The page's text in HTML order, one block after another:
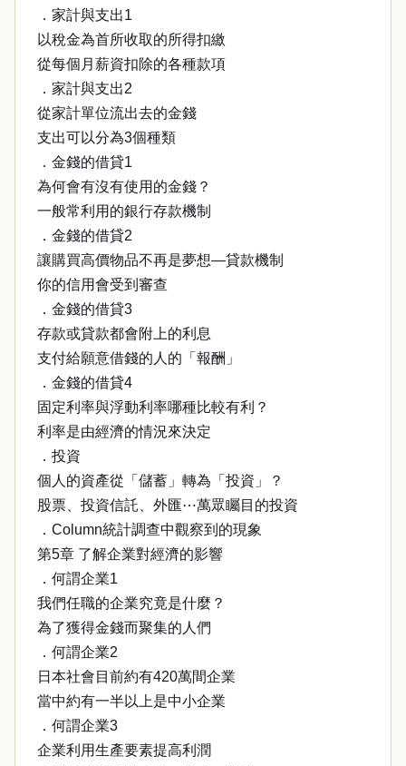
．家計與支出1
以稅金為首所收取的所得扣繳
從每個月薪資扣除的各種款項
．家計與支出2
從家計單位流出去的金錢
支出可以分為3個種類
．金錢的借貸1
為何會有沒有使用的金錢？
一般常利用的銀行存款機制
．金錢的借貸2
讓購買高價物品不再是夢想—貸款機制
你的信用會受到審查
．金錢的借貸3
存款或貸款都會附上的利息
支付給願意借錢的人的「報酬」
．金錢的借貸4
固定利率與浮動利率哪種比較有利？
利率是由經濟的情況來決定
．投資
個人的資產從「儲蓄」轉為「投資」？
股票、投資信託、外匯⋯萬眾矚目的投資
．Column統計調查中觀察到的現象
第5章 了解企業對經濟的影響
．何謂企業1
我們任職的企業究竟是什麼？
為了獲得金錢而聚集的人們
．何謂企業2
日本社會目前約有420萬間企業
當中約有一半以上是中小企業
．何謂企業3
企業利用生產要素提高利潤